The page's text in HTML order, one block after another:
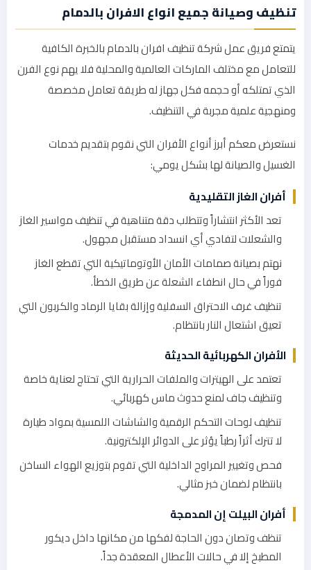
تنظيف وصيانة جميع انواع الافران بالدمام
يتمتع فريق عمل شركة تنظيف افران بالدمام بالخبرة الكافية
للتعامل مع مختلف الماركات العالمية والمحلية فلا يهم نوع الفرن
الذي تمتلكه أو حجمه فكل جهاز له طريقة تعامل مخصصة
ومنهجية علمية مجربة في التنظيف.
نستعرض معكم أبرز أنواع الأفران التي نقوم بتقديم خدمات
الغسيل والصيانة لها بشكل يومي:
أفران الغاز التقليدية
تعد الأكثر انتشاراً وتتطلب دقة متناهية في تنظيف مواسير الغاز
والشعلات لتفادي أي انسداد مستقبل مجهول.
نهتم بصيانة صمامات الأمان الأوتوماتيكية التي تقطع الغاز
فوراً في حال انطفاء الشعلة عن طريق الخطأ.
تنظيف غرف الاحتراق السفلية وإزالة بقايا الرماد والكربون التي
تعيق اشتعال النار بانتظام.
الأفران الكهربائية الحديثة
تعتمد على الهيترات والملفات الحرارية التي تحتاج لعناية خاصة
وتنظيف جاف لمنع حدوث ماس كهربائي.
تنظيف لوحات التحكم الرقمية والشاشات اللمسية بمواد طيارة
لا تترك أثراً رطباً يؤثر على الدوائر الإلكترونية.
فحص وتغيير المراوح الداخلية التي تقوم بتوزيع الهواء الساخن
بانتظام لضمان خبز مثالي.
أفران البيلت إن المدمجة
تنظف وتصان دون الحاجة لفكها من مكانها داخل ديكور
المطبخ إلا في حالات الأعطال المعقدة جداً.